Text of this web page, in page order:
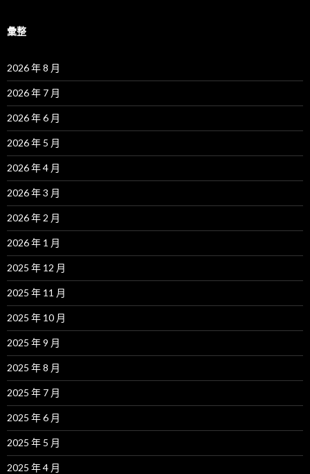
彙整
2026 年 8 月
2026 年 7 月
2026 年 6 月
2026 年 5 月
2026 年 4 月
2026 年 3 月
2026 年 2 月
2026 年 1 月
2025 年 12 月
2025 年 11 月
2025 年 10 月
2025 年 9 月
2025 年 8 月
2025 年 7 月
2025 年 6 月
2025 年 5 月
2025 年 4 月